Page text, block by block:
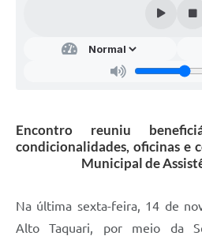
Encontro reuniu
condicionalidades, oficinas e
Municipal de
Na última sexta-feira, 14 de
Alto Taquari, por meio da